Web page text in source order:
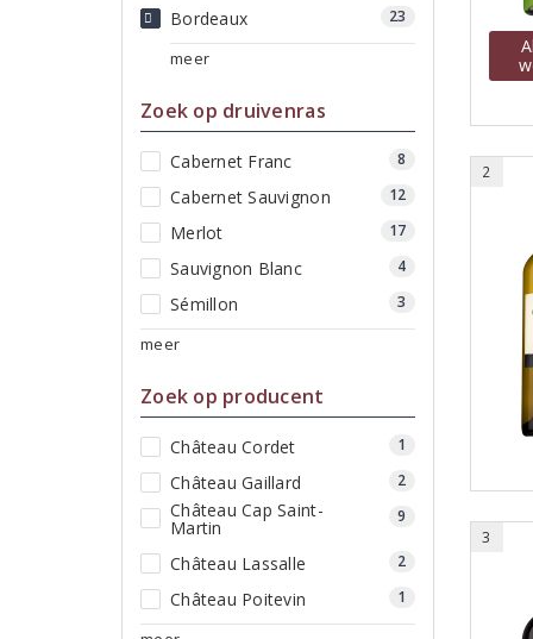
Bordeaux 23
meer
Zoek op druivenras
Cabernet Franc 8
Cabernet Sauvignon 12
Merlot 17
Sauvignon Blanc 4
Sémillon 3
meer
Zoek op producent
Château Cordet 1
Château Gaillard 2
Château Cap Saint-
Martin
9
Château Lassalle 2
Château Poitevin 1
2
3